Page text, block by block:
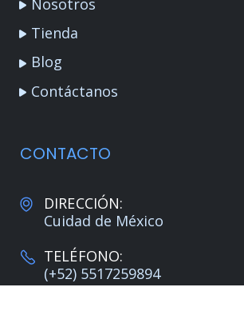
Nosotros
Tienda
Blog
Contáctanos
CONTACTO
DIRECCIÓN:
Cuidad de México
TELÉFONO:
(+52) 5517259894